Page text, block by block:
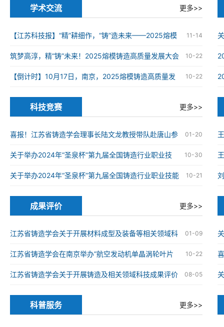
学术交流 更多>>
11-14
【江苏科技报】“精”耕细作，“铸”造未来——2025熔模
铸造高质量发展大会在南京举办 10-22
筑梦高淳，精“铸”未来！2025熔模铸造高质量发展大会
在南京高淳成功举办 10-22
【倒计时】10月17日，南京，2025熔模铸造高质量发
展大会
科技竞赛 更多>>
01-20
喜报！江苏省铸造学会理事长陆文龙教授带队赴唐山参
加第九届全国铸造行业职业技能竞赛并获奖 10-30
关于举办2024年“圣泉杯”第九届全国铸造行业职业技
能竞赛的通知 10-21
关于举办2024年“圣泉杯”第九届全国铸造行业职业技能
竞赛的通知
成果评价 更多>>
01-09
江苏省铸造学会关于开展材料成型及装备等相关领域科
技成果评价工作的通知 10-22
江苏省铸造学会在南京举办“航空发动机单晶涡轮叶片
仿生结构设计与精准制造技术”科技成果评价会 08-05
江苏省铸造学会关于开展铸造及相关领域科技成果评价
工作的通知
科普服务 更多>>